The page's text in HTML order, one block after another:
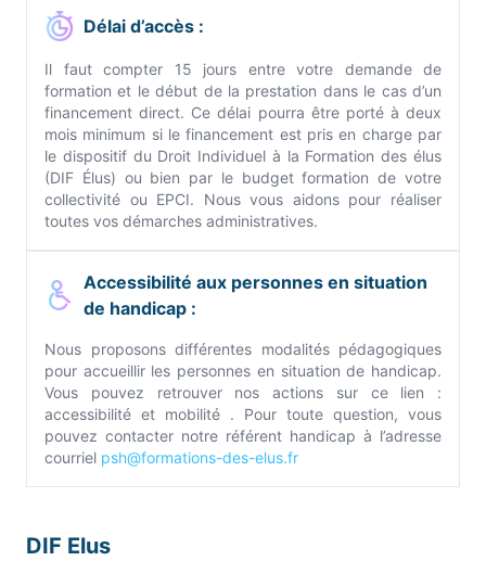
Délai d’accès :
Il faut compter 15 jours entre votre demande de
formation et le début de la prestation dans le cas d’un
financement direct. Ce délai pourra être porté à deux
mois minimum si le financement est pris en charge par
le dispositif du Droit Individuel à la Formation des élus
(DIF Élus) ou bien par le budget formation de votre
collectivité ou EPCI. Nous vous aidons pour réaliser
toutes vos démarches administratives.
Accessibilité aux personnes en situation
de handicap :
Nous proposons différentes modalités pédagogiques
pour accueillir les personnes en situation de handicap.
Vous pouvez retrouver nos actions sur ce lien :
accessibilité et mobilité . Pour toute question, vous
pouvez contacter notre référent handicap à l’adresse
courriel psh@formations-des-elus.fr
DIF Elus